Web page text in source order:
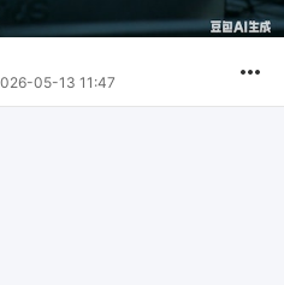
05-13 11:47